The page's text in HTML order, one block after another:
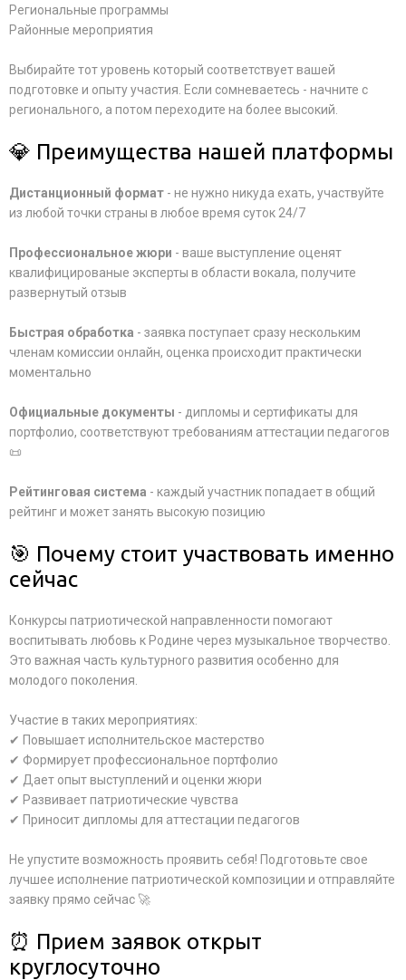
Региональные программы
Районные мероприятия
Выбирайте тот уровень который соответствует вашей
подготовке и опыту участия. Если сомневаетесь - начните с
регионального, а потом переходите на более высокий.
💎 Преимущества нашей платформы
Дистанционный формат - не нужно никуда ехать, участвуйте
из любой точки страны в любое время суток 24/7
Профессиональное жюри - ваше выступление оценят
квалифицированые эксперты в области вокала, получите
развернутый отзыв
Быстрая обработка - заявка поступает сразу нескольким
членам комиссии онлайн, оценка происходит практически
моментально
Официальные документы - дипломы и сертификаты для
портфолио, соответствуют требованиям аттестации педагогов
📜
Рейтинговая система - каждый участник попадает в общий
рейтинг и может занять высокую позицию
🎯 Почему стоит участвовать именно
сейчас
Конкурсы патриотической направленности помогают
воспитывать любовь к Родине через музыкальное творчество.
Это важная часть культурного развития особенно для
молодого поколения.
Участие в таких мероприятиях:
✔ Повышает исполнительское мастерство
✔ Формирует профессиональное портфолио
✔ Дает опыт выступлений и оценки жюри
✔ Развивает патриотические чувства
✔ Приносит дипломы для аттестации педагогов
Не упустите возможность проявить себя! Подготовьте свое
лучшее исполнение патриотической композиции и отправляйте
заявку прямо сейчас 🚀
⏰ Прием заявок открыт
круглосуточно